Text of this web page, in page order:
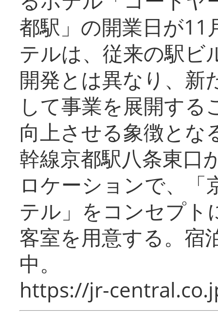
都駅」の開業日が11
テルは、従来の駅ビ
開発とは異なり、新
して事業を展開する
向上させる象徴とな
幹線京都駅八条東口
ロケーションで、「
テル」をコンセプト
客室を用意する。宿
中。
https://jr-